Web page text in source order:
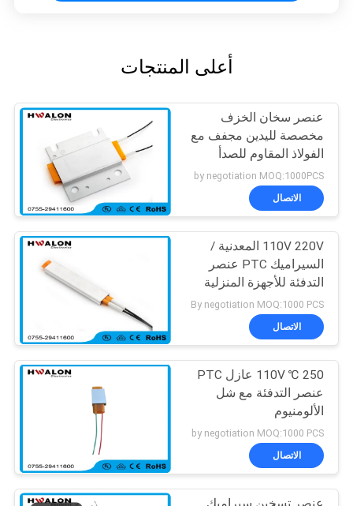
أعلى المنتجات
عنصر سخان الخزف
مخصصة لليدين مجفف مع
الفولاذ المقاوم للصدأ
الإسكان
by negotiation MOQ:1000PCS
الاتصال
110V 220V المعدنية /
السيراميك PTC عنصر
التدفئة للأجهزة المنزلية
By negotiation MOQ:1000 PCS
الاتصال
250 ℃ 110V عازل PTC
عنصر التدفئة مع شل
الألومنيوم
by negotiation MOQ:1000 PCS
الاتصال